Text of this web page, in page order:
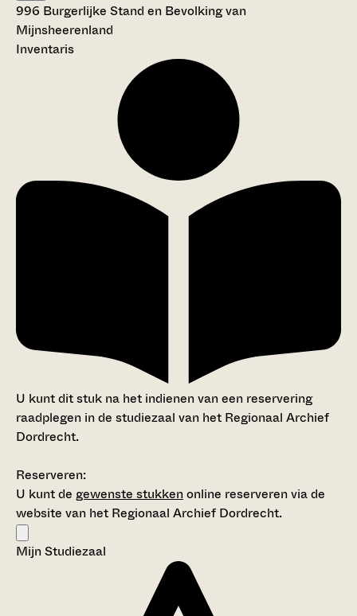
996 Burgerlijke Stand en Bevolking van
Mijnsheerenland
Inventaris
U kunt dit stuk na het indienen van een reservering
raadplegen in de studiezaal van het Regionaal Archief
Dordrecht.
Reserveren:
U kunt de gewenste stukkenonline reserveren via de
website van het Regionaal Archief Dordrecht.
Mijn Studiezaal